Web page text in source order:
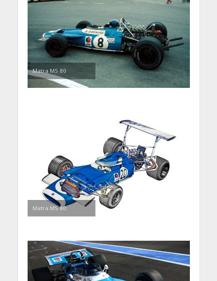
Matra MS 80
Matra MS 80